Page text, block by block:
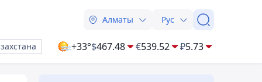
Алматы Рус
+33°$467.48 €539.52 ₽5.73